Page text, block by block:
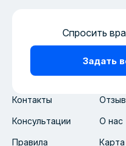
Контакты
Консультации О нас
Правила
Спросить
Задать